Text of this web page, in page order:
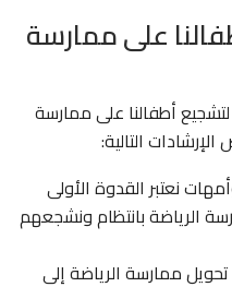
على ممارسة
لتشجيع أطفالنا على ممارسة
التالية:
نعتبر القدوة الأولى
الرياضة بانتظام ونشجعهم
تحويل ممارسة الرياضة إلى